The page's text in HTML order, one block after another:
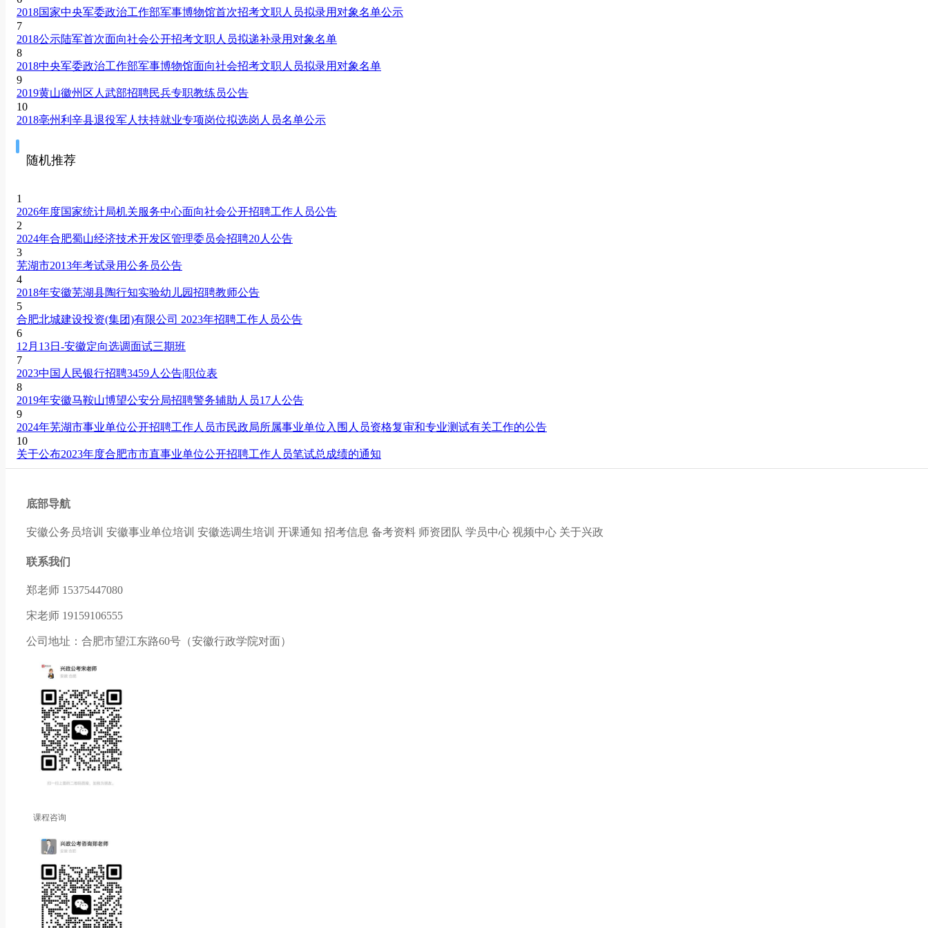
2018国家中央军委政治工作部军事博物馆首次招考文职人员拟录用对象名单公示
7
2018公示陆军首次面向社会公开招考文职人员拟递补录用对象名单
8
2018中央军委政治工作部军事博物馆面向社会招考文职人员拟录用对象名单
9
2019黄山徽州区人武部招聘民兵专职教练员公告
10
2018亳州利辛县退役军人扶持就业专项岗位拟选岗人员名单公示
随机推荐
1
2026年度国家统计局机关服务中心面向社会公开招聘工作人员公告
2
2024年合肥蜀山经济技术开发区管理委员会招聘20人公告
3
芜湖市2013年考试录用公务员公告
4
2018年安徽芜湖县陶行知实验幼儿园招聘教师公告
5
合肥北城建设投资(集团)有限公司 2023年招聘工作人员公告
6
12月13日-安徽定向选调面试三期班
7
2023中国人民银行招聘3459人公告|职位表
8
2019年安徽马鞍山博望公安分局招聘警务辅助人员17人公告
9
2024年芜湖市事业单位公开招聘工作人员市民政局所属事业单位入围人员资格复审和专业测试有关工作的公告
10
关于公布2023年度合肥市市直事业单位公开招聘工作人员笔试总成绩的通知
底部导航
安徽公务员培训 安徽事业单位培训 安徽选调生培训 开课通知 招考信息 备考资料 师资团队 学员中心 视频中心 关于兴政
联系我们
郑老师 15375447080
宋老师 19159106555
公司地址：合肥市望江东路60号（安徽行政学院对面）
课程咨询